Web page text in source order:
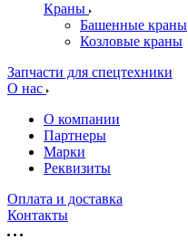
Краны
Башенные краны
Козловые краны
Запчасти для спецтехники
О нас
О компании
Партнеры
Марки
Реквизиты
Оплата и доставка
Контакты